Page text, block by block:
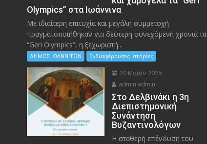
Olympics” στα Ιωάννινα
Με ιδιαίτερη επιτυχία και μεγάλη συμμετοχή
πραγματοποιήθηκαν για δεύτερη συνεχόμενη χρονιά τα
“Geri Olympics”, η ξεχωριστή...
ΔΗΜΟΣ ΙΩΑΝΝΙΤΩΝ Ενδιαφέρουσες Ιστορίες
20 Μαΐου 2026
admin admin
Στο Δελβινάκι η 3η
Διεπιστημονική
Συνάντηση
Βυζαντινολόγων
Η σταθερή επένδυση του